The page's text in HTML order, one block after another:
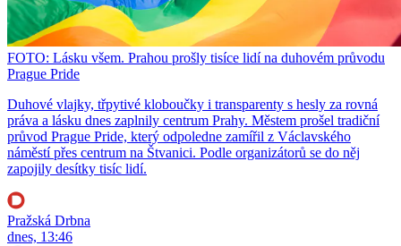
FOTO: Lásku všem. Prahou prošly tisíce lidí na duhovém průvodu
Prague Pride
Duhové vlajky, třpytivé kloboučky i transparenty s hesly za rovná
práva a lásku dnes zaplnily centrum Prahy. Městem prošel tradiční
průvod Prague Pride, který odpoledne zamířil z Václavského
náměstí přes centrum na Štvanici. Podle organizátorů se do něj
zapojily desítky tisíc lidí.
Pražská Drbna
dnes, 13:46